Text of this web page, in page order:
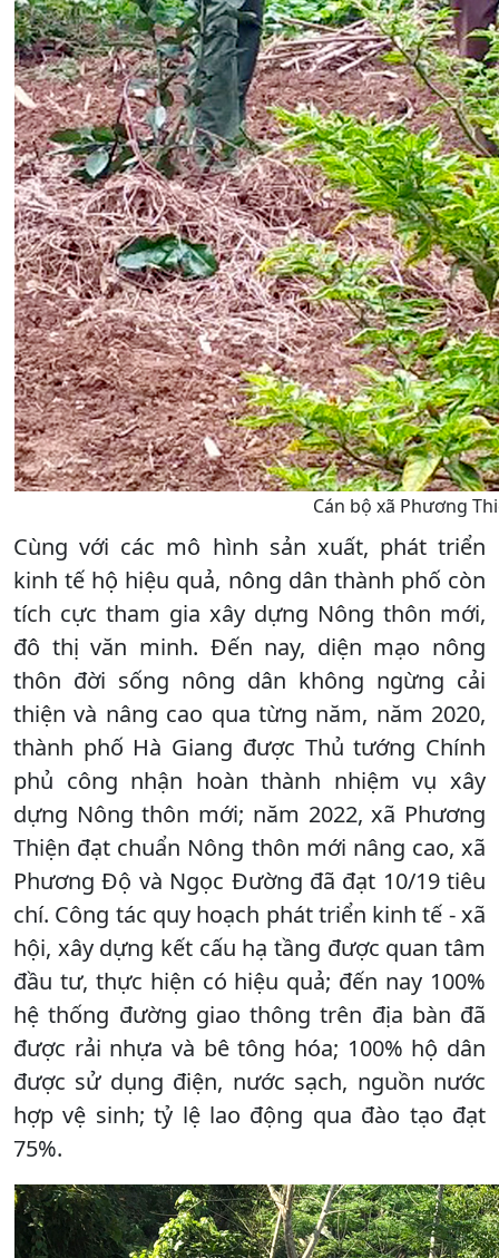
Cán bộ xã Phương
Cùng với các mô hình sản xuất, phát triển
kinh tế hộ hiệu quả, nông dân thành phố còn
tích cực tham gia xây dựng Nông thôn mới,
đô thị văn minh. Đến nay, diện mạo nông
thôn đời sống nông dân không ngừng cải
thiện và nâng cao qua từng năm, năm 2020,
thành phố Hà Giang được Thủ tướng Chính
phủ công nhận hoàn thành nhiệm vụ xây
dựng Nông thôn mới; năm 2022, xã Phương
Thiện đạt chuẩn Nông thôn mới nâng cao, xã
Phương Độ và Ngọc Đường đã đạt 10/19 tiêu
chí. Công tác quy hoạch phát triển kinh tế - xã
hội, xây dựng kết cấu hạ tầng được quan tâm
đầu tư, thực hiện có hiệu quả; đến nay 100%
hệ thống đường giao thông trên địa bàn đã
được rải nhựa và bê tông hóa; 100% hộ dân
được sử dụng điện, nước sạch, nguồn nước
hợp vệ sinh; tỷ lệ lao động qua đào tạo đạt
75%.